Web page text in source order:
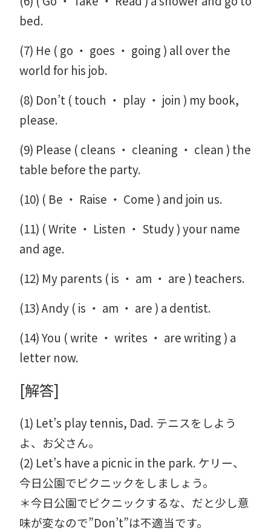
bed.
(7) He ( go ・ goes ・ going ) all over the
world for his job.
(8) Don’t ( touch ・ play ・ join ) my book,
please.
(9) Please ( cleans ・ cleaning ・ clean ) the
table before the party.
(10) ( Be ・ Raise ・ Come ) and join us.
(11) ( Write ・ Listen ・ Study ) your name
and age.
(12) My parents ( is ・ am ・ are ) teachers.
(13) Andy ( is ・ am ・ are ) a dentist.
(14) You ( write ・ writes ・ are writing ) a
letter now.
[解答]
(1) Let’s play tennis, Dad. テニスをしよう
よ、お父さん。
(2) Let’s have a picnic in the park. ケリー、
今日公園でピクニックをしましょう。
＊今日公園でピクニックするな、だと少し意
味が変なので”Don’t”は不適当です。